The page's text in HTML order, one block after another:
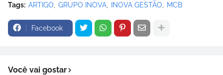
Tags: ARTIGO GRUPO INOVA INOVA GESTÃO MCB
Facebook
Você vai gostar